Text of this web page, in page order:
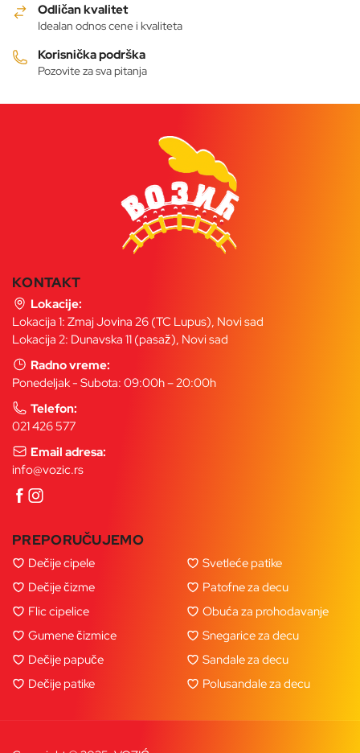
stranici
proizvoda.
Odličan kvalitet
Idealan odnos cene i kvaliteta
Korisnička podrška
Pozovite za sva pitanja
KONTAKT
Lokacije:
Lokacija 1: Zmaj Jovina 26 (TC Lupus), Novi sad
Lokacija 2: Dunavska 11 (pasaž), Novi sad
Radno vreme:
Ponedeljak - Subota: 09:00h – 20:00h
Telefon:
021 426 577
Email adresa:
info@vozic.rs
PREPORUČUJEMO
Dečije cipele
Dečije čizme
Flic cipelice
Gumene čizmice
Dečije papuče
Dečije patike
Svetleće patike
Patofne za decu
Obuća za prohodavanje
Snegarice za decu
Sandale za decu
Polusandale za decu